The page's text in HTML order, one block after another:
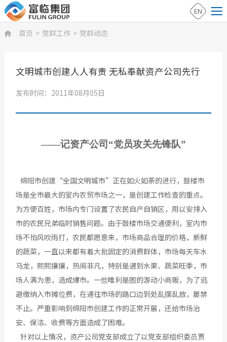
EN
 首页 > 党群工作 > 党群动态
文明城市创建人人有责 无私奉献资产公司先行
发布时间：2011年08月05日
——记资产公司“党员攻关先锋队”
绵阳市创建“全国文明城市”正在如火如荼的进行，鼓楼市
场是全市最大的室内农贸市场之一，是创建工作检查的重点。
为方便百姓，市场内专门设置了农民自产自销区，用以安排入
市的农民兄弟临时销售问题。由于鼓楼市场交通便利，室内市
场不怕风吹雨打，农民都愿意来，市场商品合理的价格，新鲜
的蔬菜，一直以来都有着大批固定的消费群体，市场每天车水
马龙，熙熙攘攘，热闹非凡，特别是遇到水果、蔬菜旺季，市
场人满为患，造成爆市。一些唯利是图的游动小商贩，为了逃
避缴纳入市摊位费，在通往市场的路口边到处乱摆乱放，屡禁
不止。严重影响到绵阳市创建工作的正常开展，还给市场治
安、保洁、收费等方面造成了困难。
针对以上情况，资产公司党支部成立了以党支部组织委员贾